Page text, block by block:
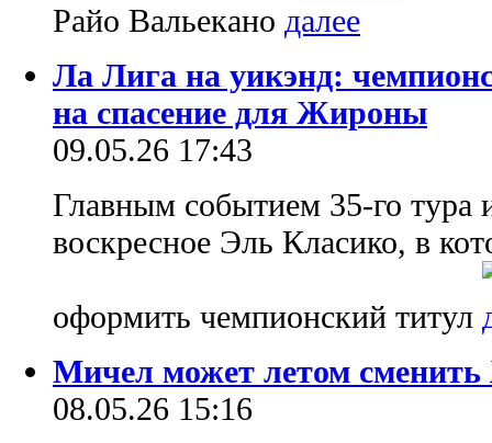
Райо Вальекано
Ла Лига на уикэнд:
на спасение для Жироны
09.05.26 17:43
Главным событием 35-го тура
воскресное Эль Класико, в
оформить чемпионский титул
Мичел может летом
08.05.26 15:16